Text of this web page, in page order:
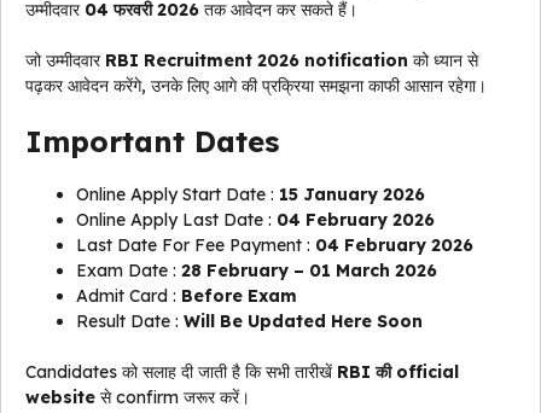
उम्मीदवार 04 फरवरी 2026 तक आवेदन कर सकते हैं।
जो उम्मीदवार RBI Recruitment 2026 notification को ध्यान से
पढ़कर आवेदन करेंगे, उनके लिए आगे की प्रक्रिया समझना काफी आसान रहेगा।
Important Dates
Online Apply Start Date : 15 January 2026
Online Apply Last Date : 04 February 2026
Last Date For Fee Payment : 04 February 2026
Exam Date : 28 February – 01 March 2026
Admit Card : Before Exam
Result Date : Will Be Updated Here Soon
Candidates को सलाह दी जाती है कि सभी तारीखें RBI की official
website से confirm जरूर करें।